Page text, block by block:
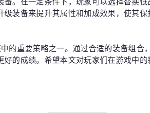
装备来提升其属性和加成效果，使其保
的重要策略之一。通过合适的装备组合
的成绩。希望本文对玩家们在游戏中